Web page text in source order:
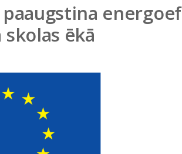
paaugstina
ēkā